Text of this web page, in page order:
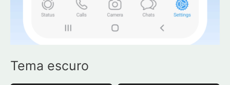
Tema escuro